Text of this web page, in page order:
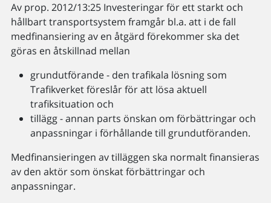
Av prop. 2012/13:25 Investeringar för ett starkt och
hållbart transportsystem framgår bl.a. att i de fall
medfinansiering av en åtgärd förekommer ska det
göras en åtskillnad mellan
grundutförande - den trafikala lösning som
Trafikverket föreslår för att lösa aktuell
trafiksituation och
tillägg - annan parts önskan om förbättringar och
anpassningar i förhållande till grundutföranden.
Medfinansieringen av tilläggen ska normalt finansieras
av den aktör som önskat förbättringar och
anpassningar.